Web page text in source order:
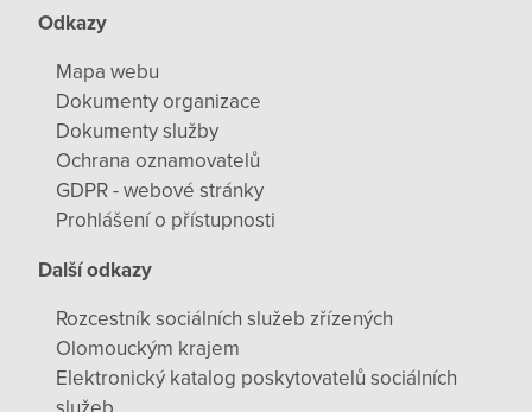
Odkazy
Mapa webu
Dokumenty organizace
Dokumenty služby
Ochrana oznamovatelů
GDPR - webové stránky
Prohlášení o přístupnosti
Další odkazy
Rozcestník sociálních služeb zřízených
Olomouckým krajem
Elektronický katalog poskytovatelů sociálních